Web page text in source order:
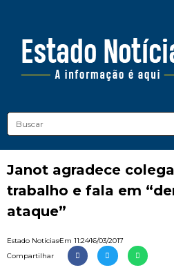
Janot agradece
trabalho e fala em
ataque”
Estado NotíciasEm 11:2416/03/2017
Compartilhar